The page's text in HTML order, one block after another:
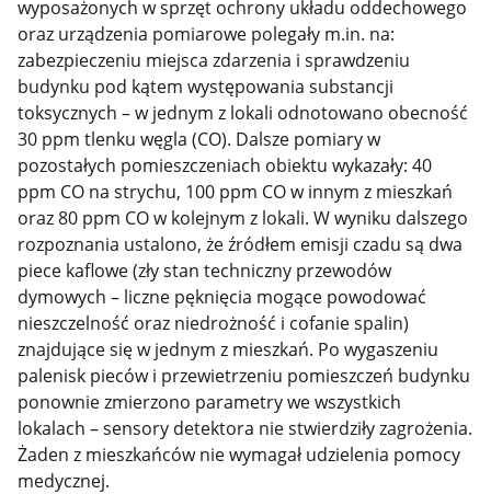
wyposażonych w sprzęt ochrony układu oddechowego
oraz urządzenia pomiarowe polegały m.in. na:
zabezpieczeniu miejsca zdarzenia i sprawdzeniu
budynku pod kątem występowania substancji
toksycznych – w jednym z lokali odnotowano obecność
30 ppm tlenku węgla (CO). Dalsze pomiary w
pozostałych pomieszczeniach obiektu wykazały: 40
ppm CO na strychu, 100 ppm CO w innym z mieszkań
oraz 80 ppm CO w kolejnym z lokali. W wyniku dalszego
rozpoznania ustalono, że źródłem emisji czadu są dwa
piece kaflowe (zły stan techniczny przewodów
dymowych – liczne pęknięcia mogące powodować
nieszczelność oraz niedrożność i cofanie spalin)
znajdujące się w jednym z mieszkań. Po wygaszeniu
palenisk pieców i przewietrzeniu pomieszczeń budynku
ponownie zmierzono parametry we wszystkich
lokalach – sensory detektora nie stwierdziły zagrożenia.
Żaden z mieszkańców nie wymagał udzielenia pomocy
medycznej.